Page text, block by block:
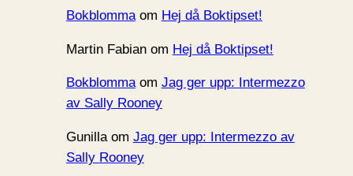
Bokblommaom Hej då Boktipset!
Martin Fabianom Hej då Boktipset!
Bokblommaom Jag ger upp: Intermezzo
av Sally Rooney
Gunillaom Jag ger upp: Intermezzo av
Sally Rooney